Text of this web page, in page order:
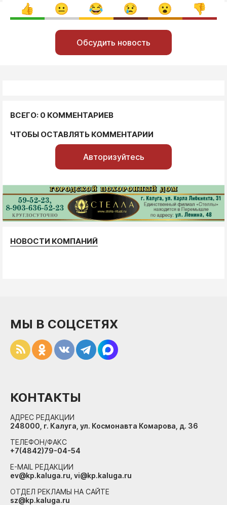
Обсудить новость
ВСЕГО: 0 КОММЕНТАРИЕВ
ЧТОБЫ ОСТАВЛЯТЬ КОММЕНТАРИИ
Авторизуйтесь
НОВОСТИ КОМПАНИЙ
МЫ В СОЦСЕТЯХ
КОНТАКТЫ
АДРЕС РЕДАКЦИИ
248000, г. Калуга, ул. Космонавта Комарова, д. 36
ТЕЛЕФОН/ФАКС
+7(4842)79-04-54
E-MAIL РЕДАКЦИИ
ev@kp.kaluga.ru, vi@kp.kaluga.ru
ОТДЕЛ РЕКЛАМЫ НА САЙТЕ
sz@kp.kaluga.ru